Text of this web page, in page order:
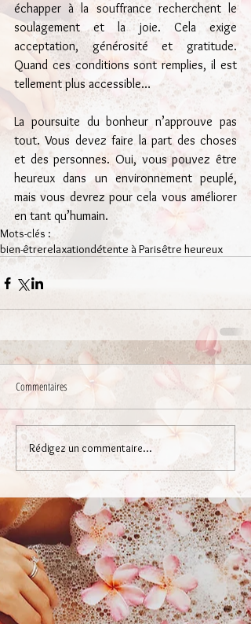
échapper à la souffrance recherchent le
soulagement et la joie. Cela exige
acceptation, générosité et gratitude.
Quand ces conditions sont remplies, il est
tellement plus accessible…
La poursuite du bonheur n’approuve pas
tout. Vous devez faire la part des choses
et des personnes. Oui, vous pouvez être
heureux dans un environnement peuplé,
mais vous devrez pour cela vous améliorer
en tant qu’humain.
Mots-clés :
bien-êtrerelaxationdétente à Parisêtre heureux
Commentaires
Rédigez un commentaire...